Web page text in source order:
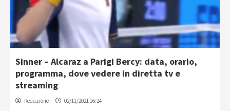
Sinner – Alcaraz a Parigi Bercy: data, orario,
programma, dove vedere in diretta tv e
streaming
Redazione 02/11/2021 16:24